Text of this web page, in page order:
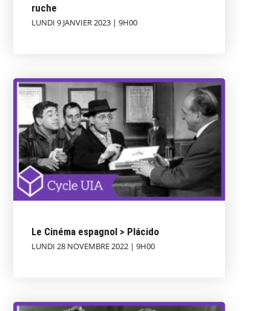
ruche
LUNDI 9 JANVIER 2023 | 9H00
Le Cinéma espagnol > Plácido
LUNDI 28 NOVEMBRE 2022 | 9H00